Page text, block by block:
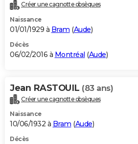
Créer une cagnotte obsèques
Naissance
01/01/1929 à Bram (Aude)
Décès
06/02/2016 à Montréal (Aude)
Jean RASTOUIL (83 ans)
Créer une cagnotte obsèques
Naissance
10/06/1932 à Bram (Aude)
Décès